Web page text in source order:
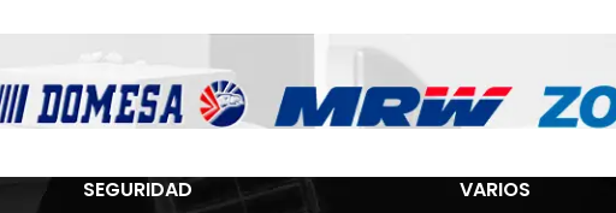
SEGURIDAD VARIOS